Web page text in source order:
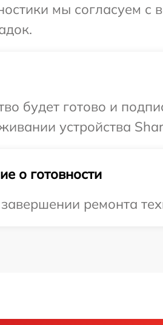
мы согласуем с
будет готово и
устройства
о готовности
ремонта